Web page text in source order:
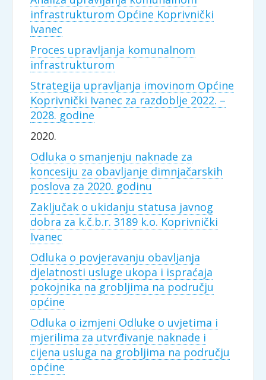
infrastrukturom Općine Koprivnički
Ivanec
Proces upravljanja komunalnom
infrastrukturom
Strategija upravljanja imovinom Općine
Koprivnički Ivanec za razdoblje 2022. –
2028. godine
2020.
Odluka o smanjenju naknade za
koncesiju za obavljanje dimnjačarskih
poslova za 2020. godinu
Zaključak o ukidanju statusa javnog
dobra za k.č.b.r. 3189 k.o. Koprivnički
Ivanec
Odluka o povjeravanju obavljanja
djelatnosti usluge ukopa i ispraćaja
pokojnika na grobljima na području
općine
Odluka o izmjeni Odluke o uvjetima i
mjerilima za utvrđivanje naknade i
cijena usluga na grobljima na području
općine